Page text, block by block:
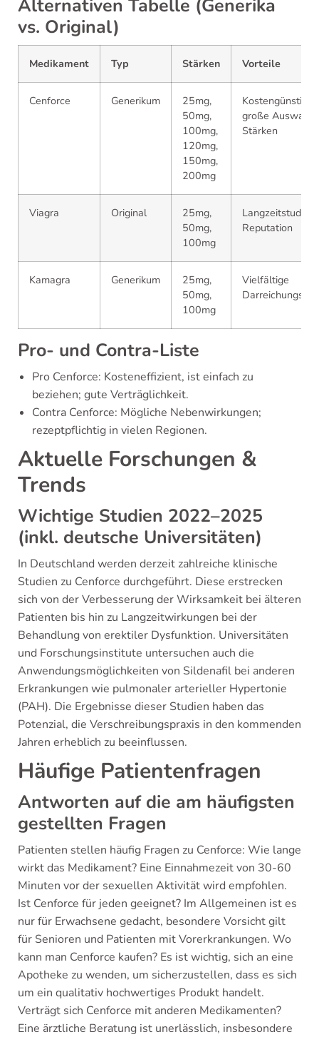
Alternativen Tabelle (Generika
vs. Original)
Medikament Typ Stärken Vorteile
Cenforce Generikum
25mg,
50mg,
100mg,
120mg,
150mg,
200mg
Kostengünstig,
große Auswahl
Stärken
Viagra Original
25mg,
50mg,
100mg
Langzeitstudien
Reputation
Kamagra Generikum
25mg,
50mg,
100mg
Vielfältige
Pro- und Contra-Liste
Pro Cenforce: Kosteneffizient, ist einfach zu
beziehen; gute Verträglichkeit.
Contra Cenforce: Mögliche Nebenwirkungen;
rezeptpflichtig in vielen Regionen.
Aktuelle Forschungen &
Trends
Wichtige Studien 2022–2025
(inkl. deutsche Universitäten)
In Deutschland werden derzeit zahlreiche klinische
Studien zu Cenforce durchgeführt. Diese erstrecken
sich von der Verbesserung der Wirksamkeit bei älteren
Patienten bis hin zu Langzeitwirkungen bei der
Behandlung von erektiler Dysfunktion. Universitäten
und Forschungsinstitute untersuchen auch die
Anwendungsmöglichkeiten von Sildenafil bei anderen
Erkrankungen wie pulmonaler arterieller Hypertonie
(PAH). Die Ergebnisse dieser Studien haben das
Potenzial, die Verschreibungspraxis in den kommenden
Jahren erheblich zu beeinflussen.
Häufige Patientenfragen
Antworten auf die am häufigsten
gestellten Fragen
Patienten stellen häufig Fragen zu Cenforce: Wie lange
wirkt das Medikament? Eine Einnahmezeit von 30-60
Minuten vor der sexuellen Aktivität wird empfohlen.
Ist Cenforce für jeden geeignet? Im Allgemeinen ist es
nur für Erwachsene gedacht, besondere Vorsicht gilt
für Senioren und Patienten mit Vorerkrankungen. Wo
kann man Cenforce kaufen? Es ist wichtig, sich an eine
Apotheke zu wenden, um sicherzustellen, dass es sich
um ein qualitativ hochwertiges Produkt handelt.
Verträgt sich Cenforce mit anderen Medikamenten?
Eine ärztliche Beratung ist unerlässlich, insbesondere